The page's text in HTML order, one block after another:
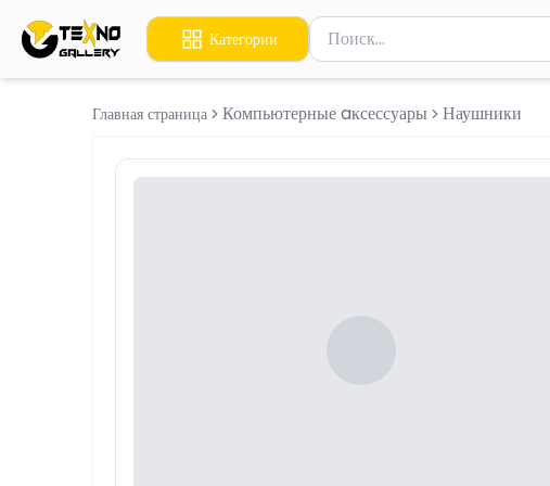
Категории
Поиск товаров
Введите минимум 2 символа
Главная страница Компьютерные aксессуары Наушники